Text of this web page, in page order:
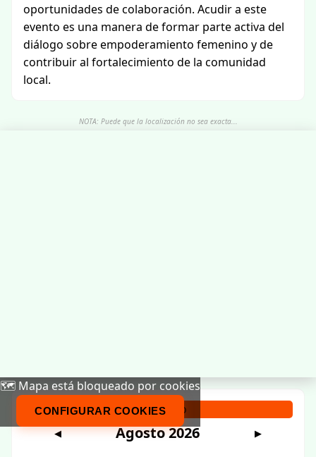
oportunidades de colaboración. Acudir a este
evento es una manera de formar parte activa del
diálogo sobre empoderamiento femenino y de
contribuir al fortalecimiento de la comunidad
local.
NOTA: Puede que la localización no sea exacta...
🗺️ Mapa está bloqueado por cookies
CONFIGURAR COOKIES
Calendario
◀ Agosto 2026 ▶